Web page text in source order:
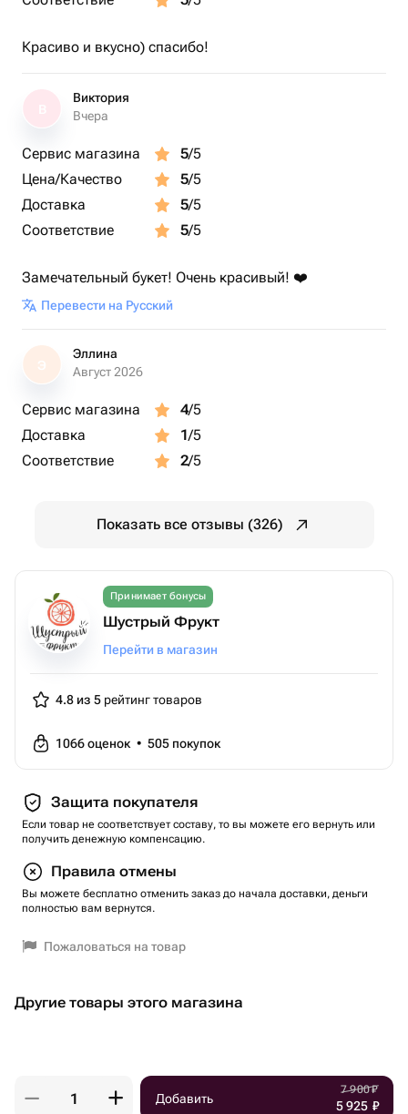
Красиво и вкусно) спасибо!
Виктория
Вчера
Сервис магазина 5/5
Цена/Качество
5/5
Доставка
5/5
Соответствие
5/5
Замечательный букет! Очень красивый! ❤️
Перевести на Русский
Э
Эллина
Август 2026
Сервис магазина 4/5
Доставка
1/5
Соответствие
2/5
Показать все отзывы (326)
Принимает бонусы
Шустрый Фрукт
Перейти в магазин
4.8 из 5 рейтинг товаров
1066оценок • 505 покупок
Защита покупателя
Если товар не соответствует составу, то вы можете его вернуть или
получить денежную компенсацию.
Правила отмены
Вы можете бесплатно отменить заказ до начала доставки, деньги
полностью вам вернутся.
Пожаловаться на товар
Другие товары этого магазина
Добавить
7 900₽
5 925 ₽